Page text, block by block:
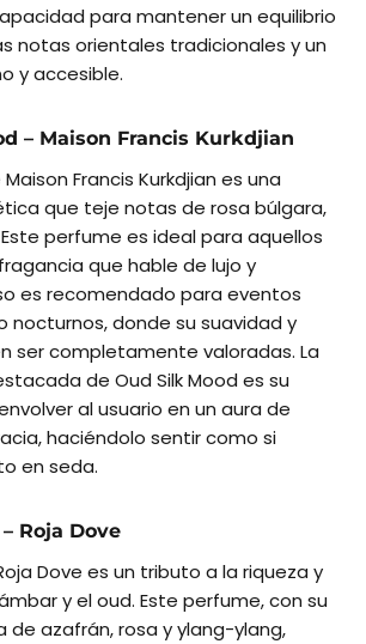
para mantener un equilibrio
notas orientales tradicionales y un
y accesible.
– Maison Francis Kurkdjian
Francis Kurkdjian es una
que teje notas de rosa búlgara,
perfume es ideal para aquellos
que hable de lujo y
es recomendado para eventos
nocturnos, donde su suavidad y
ser completamente valoradas. La
de Oud Silk Mood es su
al usuario en un aura de
haciéndolo sentir como si
en seda.
Roja Dove
Dove es un tributo a la riqueza y
y el oud. Este perfume, con su
de azafrán, rosa y ylang-ylang,